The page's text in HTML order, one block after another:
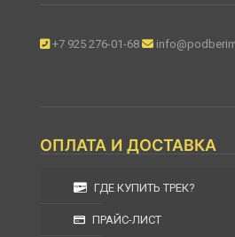
+7 925 276-01-68
ОПЛАТА И ДОСТАВКА
ГДЕ КУПИТЬ ТРЕК?
ПРАЙС-ЛИСТ